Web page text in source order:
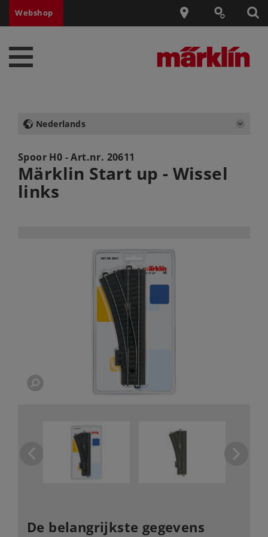
Webshop
Nederlands
Spoor H0 - Art.nr. 20611
Märklin Start up - Wissel
links
De belangrijkste gegevens